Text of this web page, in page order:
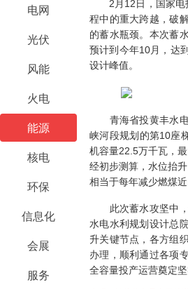
电网
光伏
风能
火电
能源
核电
环保
信息化
会展
服务
2月12日，国家电投
程中的重大跨越，破
的蓄水瓶颈。本次蓄
预计到今年10月，达
设计峰值。
青海省投黄丰水电
峡河段规划的第10座
机容量22.5万千瓦，
经初步测算，水位抬
相当于每年减少燃煤
此次蓄水攻坚中，
水电水利规划设计总
升关键节点，各方组
办理，顺利通过各项
全容量投产运营奠定坚